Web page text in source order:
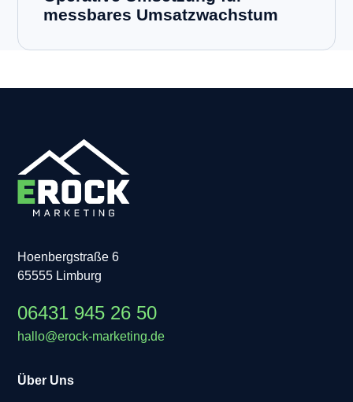
messbares Umsatzwachstum
Hoenbergstraße 6
65555 Limburg
06431 945 26 50
hallo@erock-marketing.de
Über Uns